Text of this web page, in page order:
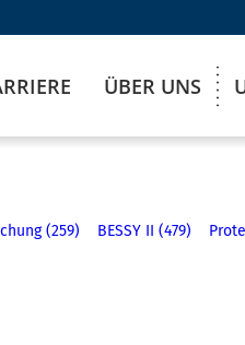
ÜBER UNS
(259) BESSY II (479)